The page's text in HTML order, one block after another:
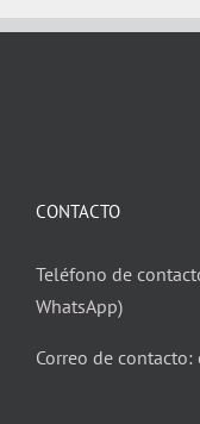
CONTACTO
Teléfono de
WhatsApp)
Correo de